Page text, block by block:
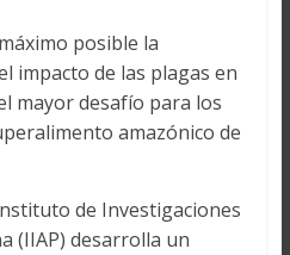
posible la
impacto de las plagas en
mayor desafío para los
amazónico de
de Investigaciones
(IIAP) desarrolla un